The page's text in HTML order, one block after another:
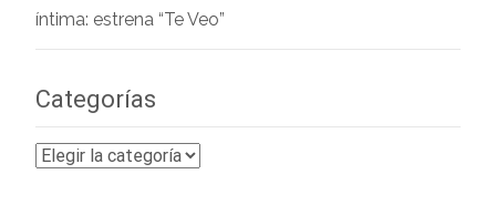
íntima: estrena “Te Veo”
Categorías
Categorías